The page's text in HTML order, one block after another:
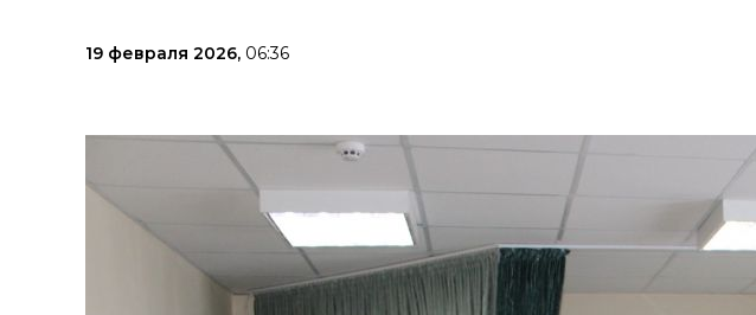
19 февраля 2026, 06:36